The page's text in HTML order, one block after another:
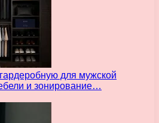
для мужской
и зонирование…